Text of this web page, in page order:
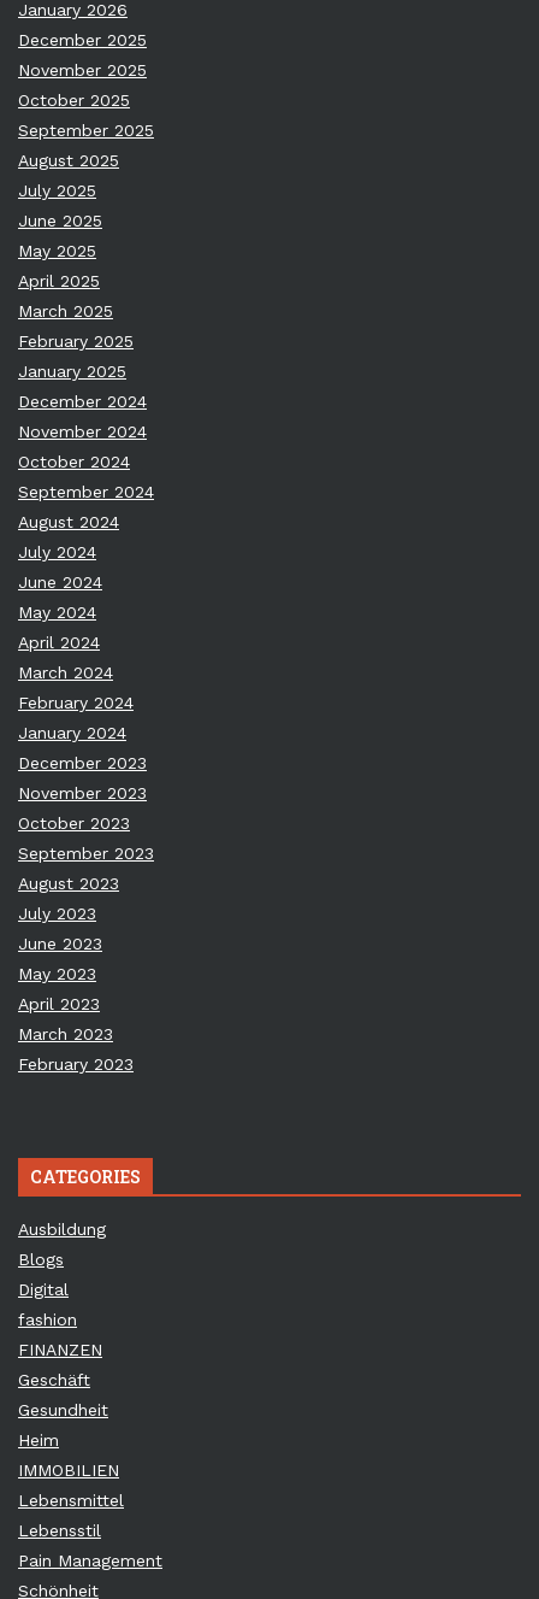
January 2026
December 2025
November 2025
October 2025
September 2025
August 2025
July 2025
June 2025
May 2025
April 2025
March 2025
February 2025
January 2025
December 2024
November 2024
October 2024
September 2024
August 2024
July 2024
June 2024
May 2024
April 2024
March 2024
February 2024
January 2024
December 2023
November 2023
October 2023
September 2023
August 2023
July 2023
June 2023
May 2023
April 2023
March 2023
February 2023
CATEGORIES
Ausbildung
Blogs
Digital
fashion
FINANZEN
Geschäft
Gesundheit
Heim
IMMOBILIEN
Lebensmittel
Lebensstil
Pain Management
Schönheit